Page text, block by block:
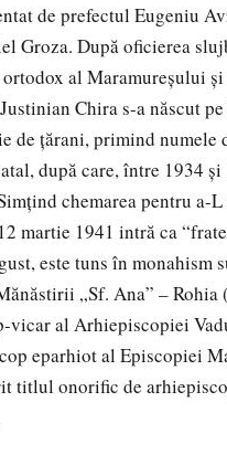
de prefectul Eugeniu
Groza. După oficierea
al Maramureşului
Chira s-a născut
de ţărani, primind numele
după care, între 1934
chemarea pentru a-
martie 1941 intră ca
este tuns în monahism
„Sf. Ana” – Rohia
al Arhiepiscopiei
eparhiot al Episcopiei
titlul onorific de